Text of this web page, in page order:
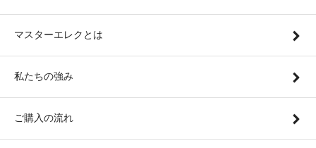
マスターエレクとは
私たちの強み
ご購入の流れ